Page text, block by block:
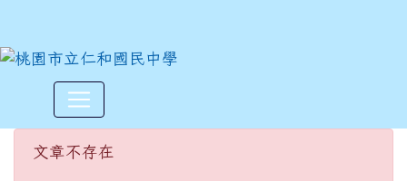
文章不存在
文章不存在